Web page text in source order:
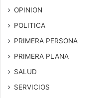
OPINION
POLITICA
PRIMERA PERSONA
PRIMERA PLANA
SALUD
SERVICIOS